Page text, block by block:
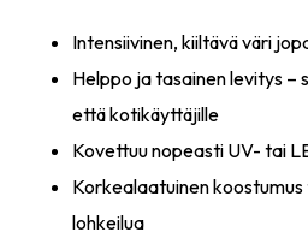
Intensiivinen, kiiltävä väri
Helppo ja tasainen levitys –
että kotikäyttäjille
Kovettuu nopeasti UV- tai
Korkealaatuinen
lohkeilua